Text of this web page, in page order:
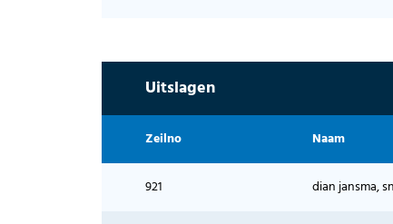
Uitslagen
Zeilno Naam
921 dian jansma,